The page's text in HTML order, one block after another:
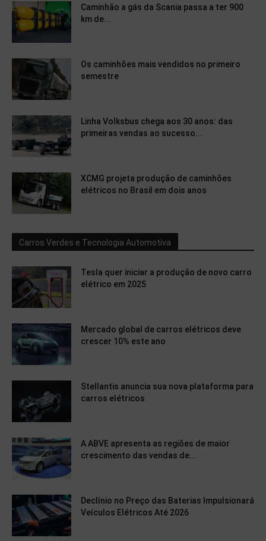
Caminhão a gás da Scania passa a ter 900
km de...
Os caminhões mais vendidos no primeiro
semestre
Linha Volksbus chega aos 30 anos: das
primeiras vendas ao sucesso...
XCMG projeta produção de caminhões
elétricos no Brasil em dois anos
Carros Verdes e Tecnologia Automotiva
Tesla quer iniciar a produção de novo carro
elétrico em 2025
Mercado global de carros elétricos deve
crescer 10% este ano
Stellantis anuncia sua nova plataforma para
carros elétricos
A ABVE apresenta as regiões de maior
crescimento das vendas de...
Declínio no Preço das Baterias Impulsionará
Veículos Elétricos Até 2026